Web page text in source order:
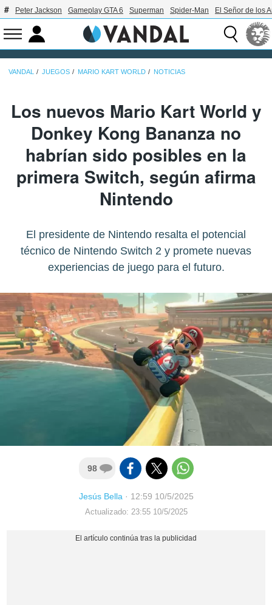
Peter Jackson Gameplay GTA 6 Superman Spider-Man El Señor de los
VANDAL JUEGOS MARIO KART WORLD NOTICIAS
Los nuevos Mario Kart World y
Donkey Kong Bananza no
habrían sido posibles en la
primera Switch, según afirma
Nintendo
El presidente de Nintendo resalta el potencial
técnico de Nintendo Switch 2 y promete nuevas
experiencias de juego para el futuro.
98
Jesús Bella· 12:59 10/5/2025
Actualizado: 23:55 10/5/2025